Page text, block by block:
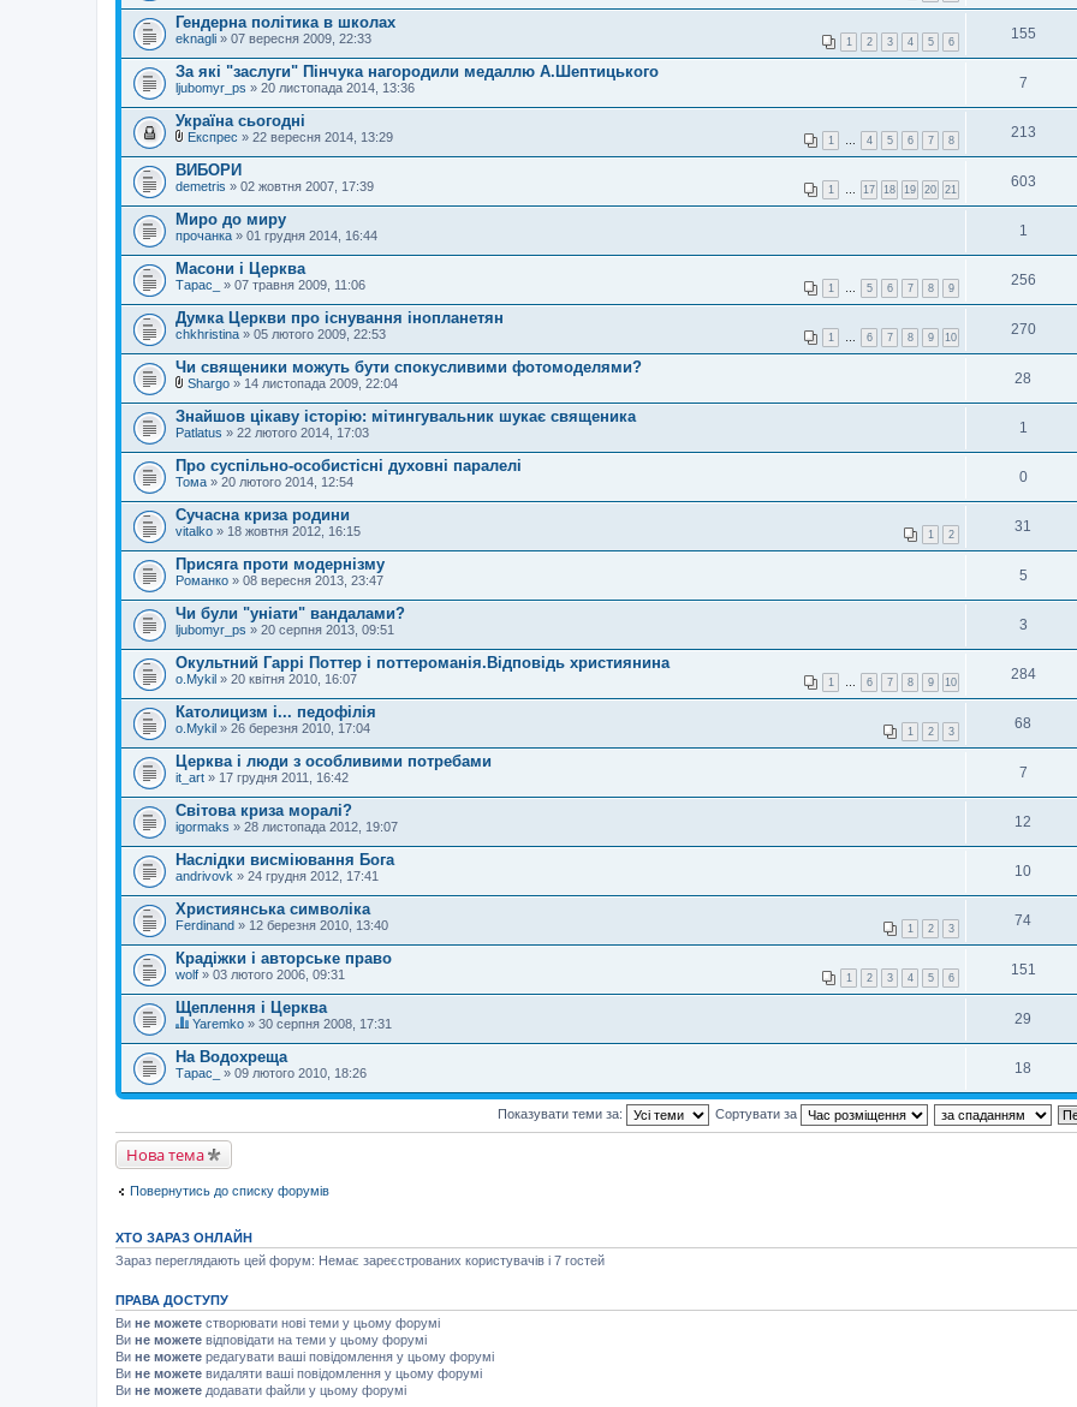
я
Гендерна політика в школах
1 2 3 4 5 6
eknagli » 07 вересня 2009, 22:33 155
За які "заслуги" Пінчука нагородили медаллю А.Шептицького
ljubomyr_ps » 20 листопада 2014, 13:36 7
Україна сьогодні
1 … 4 5 6 7 8
к
л
а
д
е
н
я
Експрес » 22 вересня 2014, 13:29 213
ВИБОРИ
1 … 17 18 19 20 21
demetris » 02 жовтня 2007, 17:39 603
Миро до миру
прочанка » 01 грудня 2014, 16:44 1
Масони і Церква
1 … 5 6 7 8 9
Тарас_ » 07 травня 2009, 11:06 256
Думка Церкви про існування інопланетян
1 … 6 7 8 9 10
chkhristina » 05 лютого 2009, 22:53 270
Чи священики можуть бути спокусливими фотомоделями?
к
л
а
д
е
н
я
Shargo » 14 листопада 2009, 22:04 28
Знайшов цікаву історію: мітингувальник шукає священика
Patlatus » 22 лютого 2014, 17:03 1
Про суспільно-особистісні духовні паралелі
Тома » 20 лютого 2014, 12:54 0
Сучасна криза родини
1 2
vitalko » 18 жовтня 2012, 16:15 31
Присяга проти модернізму
Романко » 08 вересня 2013, 23:47 5
Чи були "уніати" вандалами?
ljubomyr_ps » 20 серпня 2013, 09:51 3
Окультний Гаррі Поттер і поттероманія.Відповідь християнина
1 … 6 7 8 9 10
o.Mykil » 20 квітня 2010, 16:07 284
Католицизм і... педофілія
1 2 3
o.Mykil » 26 березня 2010, 17:04 68
Церква і люди з особливими потребами
it_art » 17 грудня 2011, 16:42 7
Світова криза моралі?
igormaks » 28 листопада 2012, 19:07 12
Наслідки висміювання Бога
andrivovk » 24 грудня 2012, 17:41 10
Християнська символіка
1 2 3
Ferdinand » 12 березня 2010, 13:40 74
Крадіжки і авторське право
1 2 3 4 5 6
wolf » 03 лютого 2006, 09:31 151
Щеплення і Церква
т
е
м
а
є
г
л
у
в
а
н
я
.
Yaremko » 30 серпня 2008, 17:31 29
На Водохреща
Тарас_ » 09 лютого 2010, 18:26 18
Показувати теми за: Сортувати за
Нова тема
Повернутись до списку форумів
ХТО ЗАРАЗ ОНЛАЙН
Зараз переглядають цей форум: Немає зареєстрованих користувачів і 7 гостей
ПРАВА ДОСТУПУ
Ви не можете створювати нові теми у цьому форумі
Ви не можете відповідати на теми у цьому форумі
Ви не можете редагувати ваші повідомлення у цьому форумі
Ви не можете видаляти ваші повідомлення у цьому форумі
Ви не можете додавати файли у цьому форумі